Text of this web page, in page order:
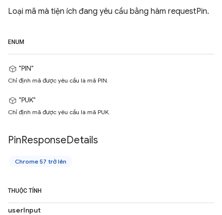
Loại mã mà tiện ích đang yêu cầu bằng hàm requestPin.
ENUM
"PIN"
Chỉ định mã được yêu cầu là mã PIN.
"PUK"
Chỉ định mã được yêu cầu là mã PUK.
PinResponseDetails
Chrome 57 trở lên
THUỘC TÍNH
userInput